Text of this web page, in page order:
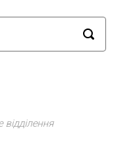
відділення